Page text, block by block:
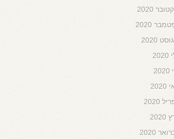
2020
2020
2020
2020
2020